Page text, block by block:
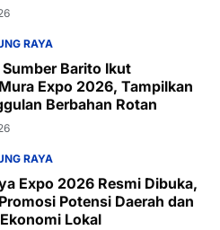
RAYA
Barito Ikut
Expo 2026, Tampilkan
Berbahan Rotan
RAYA
Expo 2026 Resmi Dibuka,
Potensi Daerah dan
Lokal